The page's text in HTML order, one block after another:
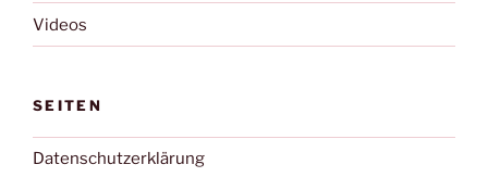
Videos
SEITEN
Datenschutzerklärung